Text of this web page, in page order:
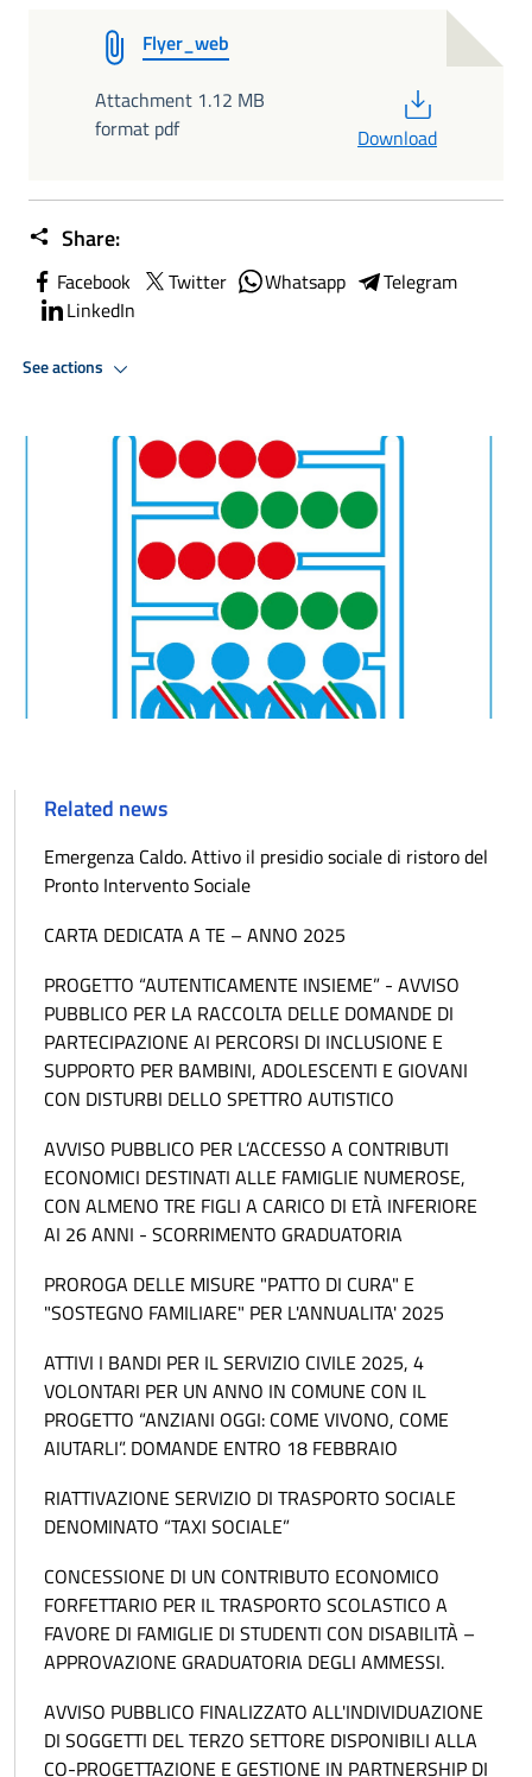
Flyer_web
Attachment 1.12 MB
format pdf
Download
Share:
Facebook Twitter Whatsapp
Telegram
LinkedIn
See actions
Related news
Emergenza Caldo. Attivo il presidio sociale di ristoro del
Pronto Intervento Sociale
CARTA DEDICATA A TE – ANNO 2025
PROGETTO “AUTENTICAMENTE INSIEME” - AVVISO
PUBBLICO PER LA RACCOLTA DELLE DOMANDE DI
PARTECIPAZIONE AI PERCORSI DI INCLUSIONE E
SUPPORTO PER BAMBINI, ADOLESCENTI E GIOVANI
CON DISTURBI DELLO SPETTRO AUTISTICO
AVVISO PUBBLICO PER L’ACCESSO A CONTRIBUTI
ECONOMICI DESTINATI ALLE FAMIGLIE NUMEROSE,
CON ALMENO TRE FIGLI A CARICO DI ETÀ INFERIORE
AI 26 ANNI - SCORRIMENTO GRADUATORIA
PROROGA DELLE MISURE "PATTO DI CURA" E
"SOSTEGNO FAMILIARE" PER L'ANNUALITA' 2025
ATTIVI I BANDI PER IL SERVIZIO CIVILE 2025, 4
VOLONTARI PER UN ANNO IN COMUNE CON IL
PROGETTO “ANZIANI OGGI: COME VIVONO, COME
AIUTARLI”. DOMANDE ENTRO 18 FEBBRAIO
RIATTIVAZIONE SERVIZIO DI TRASPORTO SOCIALE
DENOMINATO “TAXI SOCIALE”
CONCESSIONE DI UN CONTRIBUTO ECONOMICO
FORFETTARIO PER IL TRASPORTO SCOLASTICO A
FAVORE DI FAMIGLIE DI STUDENTI CON DISABILITÀ –
APPROVAZIONE GRADUATORIA DEGLI AMMESSI.
AVVISO PUBBLICO FINALIZZATO ALL'INDIVIDUAZIONE
DI SOGGETTI DEL TERZO SETTORE DISPONIBILI ALLA
CO-PROGETTAZIONE E GESTIONE IN PARTNERSHIP DI